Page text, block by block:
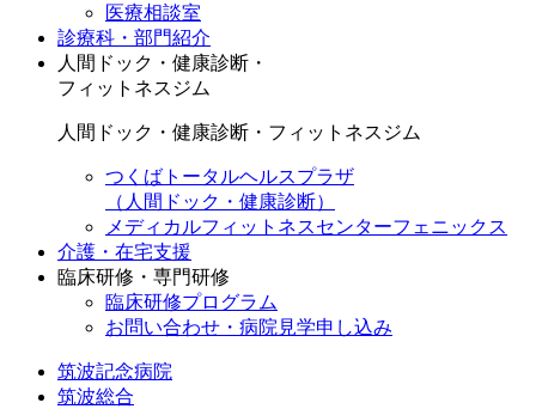
医療相談室
診療科・部門紹介
人間ドック・健康診断・
フィットネスジム
人間ドック・健康診断・フィットネスジム
つくばトータルヘルスプラザ
（人間ドック・健康診断）
メディカルフィットネスセンターフェニックス
介護・在宅支援
臨床研修・専門研修
臨床研修プログラム
お問い合わせ・病院見学申し込み
筑波記念病院
筑波総合